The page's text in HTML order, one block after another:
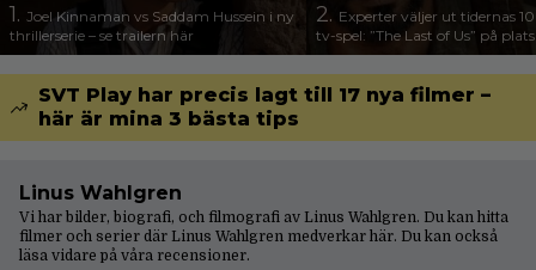
1. Joel Kinnaman vs Saddam Hussein i ny
thrillerserie – se trailern här
2. Experter väljer ut tidernas
tv-spel: ”The Last of Us” på
SVT Play har precis lagt till 17 nya filmer –
här är mina 3 bästa tips
Linus Wahlgren
Vi har bilder, biografi, och filmografi av Linus Wahlgren. Du kan hitta
filmer och serier där Linus Wahlgren medverkar här. Du kan också
läsa vidare på våra recensioner.